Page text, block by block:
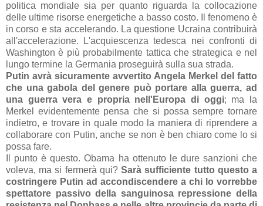
politica mondiale sia per quanto riguarda la collocazione
delle ultime risorse energetiche a basso costo. Il fenomeno è
in corso e sta accelerando. La questione Ucraina contribuirà
all'accelerazione. L'acquiescenza tedesca nei confronti di
Washington è più probabilmente tattica che strategica e nel
lungo termine la Germania proseguirà sulla sua strada.
Putin avrà sicuramente avvertito Angela Merkel del fatto
che una gabola del genere può portare alla guerra, ad
una guerra vera e propria nell'Europa di oggi; ma la
Merkel evidentemente pensa che si possa sempre tornare
indietro, e trovare in quale modo la maniera di riprendere a
collaborare con Putin, anche se non è ben chiaro come lo si
possa fare.
Il punto è questo. Obama ha ottenuto le dure sanzioni che
voleva, ma si fermerà qui?Sarà sufficiente tutto questo a
costringere Putin ad accondiscendere a chi lo vorrebbe
spettatore passivo della sanguinosa repressione della